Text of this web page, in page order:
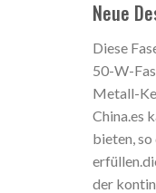
Neue
Diese
50-W-
Metall-
China.es
bieten,
der